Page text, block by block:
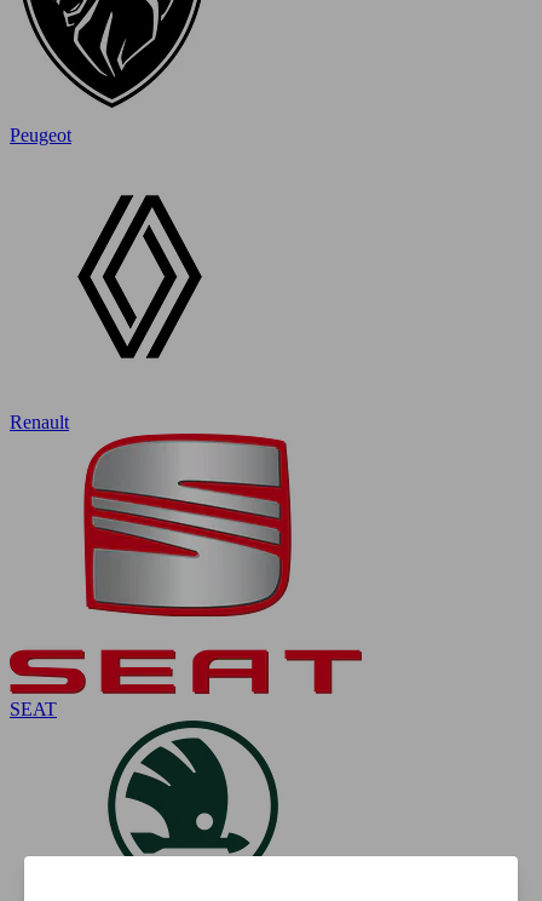
Peugeot
Renault
SEAT